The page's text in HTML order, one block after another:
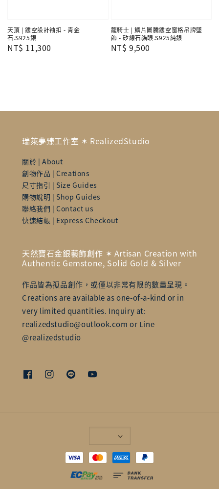
天頂 | 鏤空設計袖扣 - 青金
石.S925銀
Regular
NT$ 11,300
龍騎士 | 鱗片圖騰鏤空窗格吊牌墜
飾 - 矽線石貓眼.S925純銀
Regular
NT$ 9,500
瑞萊夢臻工作室 ✶ RealizedStudio
關於 | About
創物作品 | Creations
尺寸指引 | Size Guides
購物說明 | Shop Guides
聯絡我們 | Contact us
快速結帳 | Express Checkout
天然寶石金銀藝飾創作 ✶ Artisan Creation with
Authentic Gemstone, Solid Gold & Silver
作品皆為孤品創作，或僅以非常有限的數量呈現。
Creations are available as one-of-a-kind or in
very limited quantities. Inquiry at:
realizedstudio@outlook.com or Line
@realizedstudio